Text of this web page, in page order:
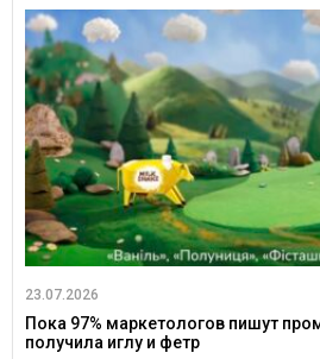
23.07.2026
Пока 97% маркетологов пишут
получила иглу и фетр